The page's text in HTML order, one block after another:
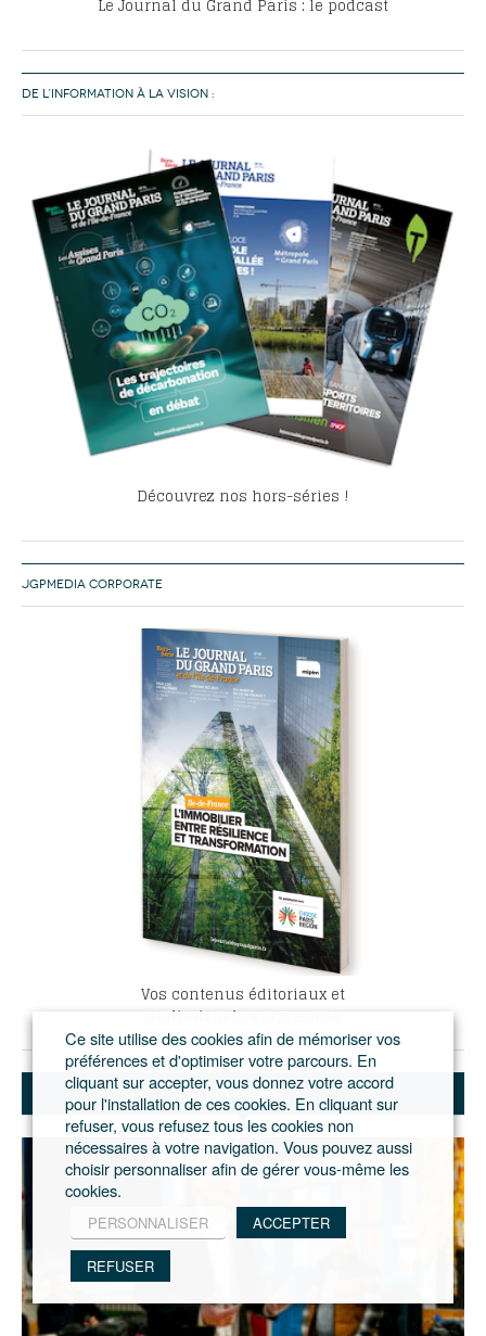
Le Journal du Grand Paris : le podcast
DE L’INFORMATION À LA VISION :
Découvrez nos hors-séries !
JGPMEDIA CORPORATE
Vos contenus éditoriaux et
audiovisuels sur mesure
INTERVIEWS
Ce site utilise des cookies afin de mémoriser vos
préférences et d'optimiser votre parcours. En
cliquant sur accepter, vous donnez votre accord
pour l'installation de ces cookies. En cliquant sur
refuser, vous refusez tous les cookies non
nécessaires à votre navigation. Vous pouvez aussi
choisir personnaliser afin de gérer vous-même les
cookies.
PERSONNALISER ACCEPTER
REFUSER